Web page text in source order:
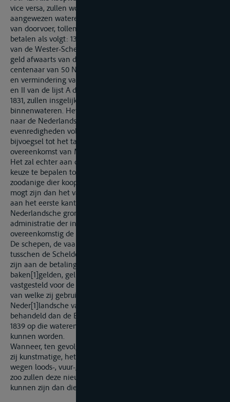
vice versa, zullen worden doorgevoerd, langs de bij art. 39
aangewezen wateren, zullen, ter vervanging van alle regten
van doorvoer, tollen en andere van dien aard, een vast regt
betalen als volgt: 13 1/4 cents Nederlandsch geld opwaarts,
van de Wester-Schelde naar den Rijn; 9 cents Nederlandsch
geld afwaarts van den Rijn naar de WesterSchelde, per
centenaar van 50 Nederlandsche ponden. De vermeerdering
en vermindering van dit regt, vastge[1]steld bij de tarieven I
en II van de lijst A der overeenkomst van Mentz van 31 Maart
1831, zullen insgelijks worden toegepast op de scheepvaart der
binnenwateren. Het vaste regt op bouw- en timmerhout, zal
naar de Nederlandsch cubieke el worden betaald, daarbij de
evenredigheden volgende, welke vastgesteld zijn bij het
bijvoegsel tot het tarief litt. C, gehecht aan gezegde
overeenkomst van Mentz.
Het zal echter aan de belanghebbenden vrijstaan hunne
keuze te bepalen tot het gewone regt van doorvoer voor
zoodanige dier koopwaren, voor welke dat regt minder hoog
mogt zijn dan het vaste regt, mits daarvan verklaring doende
aan het eerste kantoor bij het binnen komen van het
Nederlandsche grondgebied en de formaliteiten der
administratie der in- en uitgaande regten vervullende,
overeenkomstig de algemeene wetgeving op dat stuk.
De schepen, de vaart uitoefenende op de binnenwateren
tusschen de Schelde en den Rijn, zullen aldaar onderworpen
zijn aan de betaling der loods-, vuur-, tonnen- en
baken[1]gelden, gelijk mede aan de bijzondere regten
vastgesteld voor de kanalen en kunstmatige verbindingen,
van welke zij gebruik zouden maken, zonder dat echter de
Neder[1]landsche vaartuigen gunstiger kunnen worden
behandeld dan de Belgische, en zonder dat de op den April
1839 op die wateren van kracht zijnde tarieven verhoogd
kunnen worden.
Wanneer, ten gevolge van het openen van nieuwe wegen, het
zij kunstmatige, het zij natuurlijke, het noodig was voor die
wegen loods-, vuur-, tonnen- of bakengelden vast te stellen,
zoo zullen deze nieuwe regten geene andere noch hoogere
kunnen zijn dan die in de voormelde tarieven zijn begrepen.